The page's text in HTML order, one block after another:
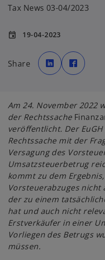
Tax News 03-04/2023
event 19-04-2023
Share
w
i
r
d
e
n
u
n
e
g
i
t
r
a
t
e
g
ö
i
r
n
e
n
e
u
n
e
i
s
t
r
k
a
t
g
ö
f
Am 24. November 2022
der Rechtssache
veröffentlicht. Der
Rechtssache mit der
Versagung des
Umsatzsteuerbetrug
kommt zu dem
Vorsteuerabzuges
der zu einem
hat und auch nicht
Erstverkäufer in einer
Vorliegen des Betrugs
müssen.